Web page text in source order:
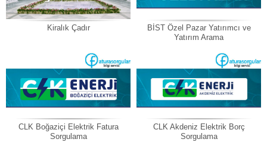
Kiralık Çadır
BİST Özel Pazar Yatırımcı ve
Yatırım Arama
CLK Boğaziçi Elektrik Fatura
Sorgulama
CLK Akdeniz Elektrik Borç
Sorgulama